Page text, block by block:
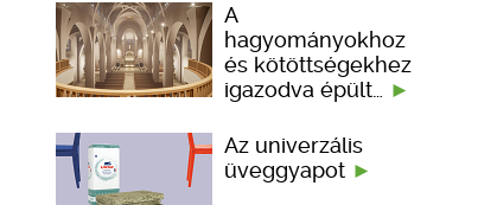
A
hagyományokhoz
és kötöttségekhez
igazodva épült…
Az univerzális
üveggyapot